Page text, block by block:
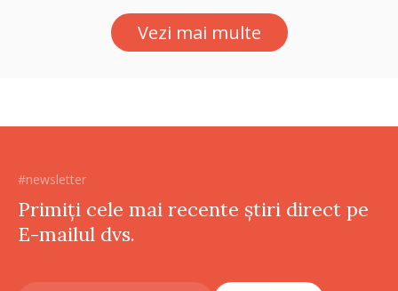
Vezi mai multe
#newsletter
Primiți cele mai recente știri direct pe
E-mailul dvs.